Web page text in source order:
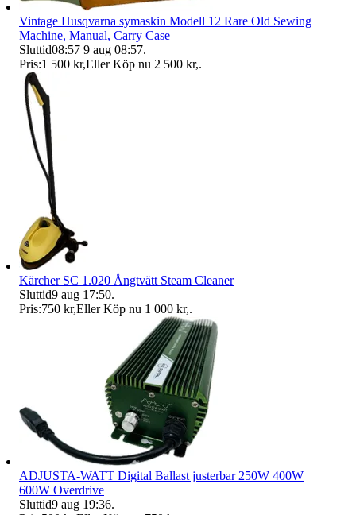
Vintage Husqvarna symaskin Modell 12 Rare Old Sewing
Machine, Manual, Carry Case
Sluttid08:57 9 aug 08:57.
Pris:1 500 kr,Eller Köp nu 2 500 kr,.
Kärcher SC 1.020 Ångtvätt Steam Cleaner
Sluttid9 aug 17:50.
Pris:750 kr,Eller Köp nu 1 000 kr,.
ADJUSTA-WATT Digital Ballast justerbar 250W 400W
600W Overdrive
Sluttid9 aug 19:36.